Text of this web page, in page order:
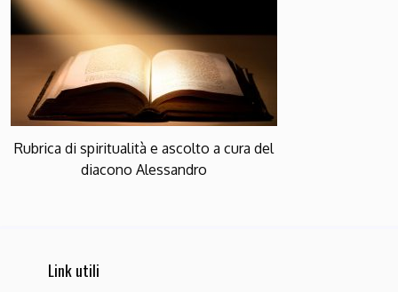
Rubrica di spiritualità e ascolto a cura del
diacono Alessandro
Link utili